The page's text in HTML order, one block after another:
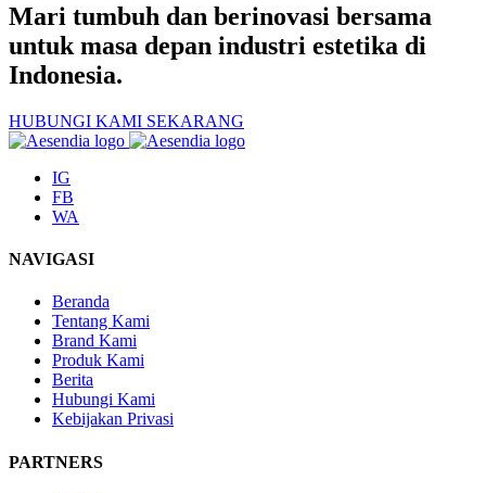
Mari tumbuh dan berinovasi bersama
untuk masa depan industri estetika di
Indonesia.
HUBUNGI KAMI SEKARANG
IG
FB
WA
NAVIGASI
Beranda
Tentang Kami
Brand Kami
Produk Kami
Berita
Hubungi Kami
Kebijakan Privasi
PARTNERS